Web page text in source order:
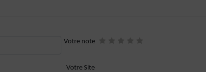
Votre note
Votre Site